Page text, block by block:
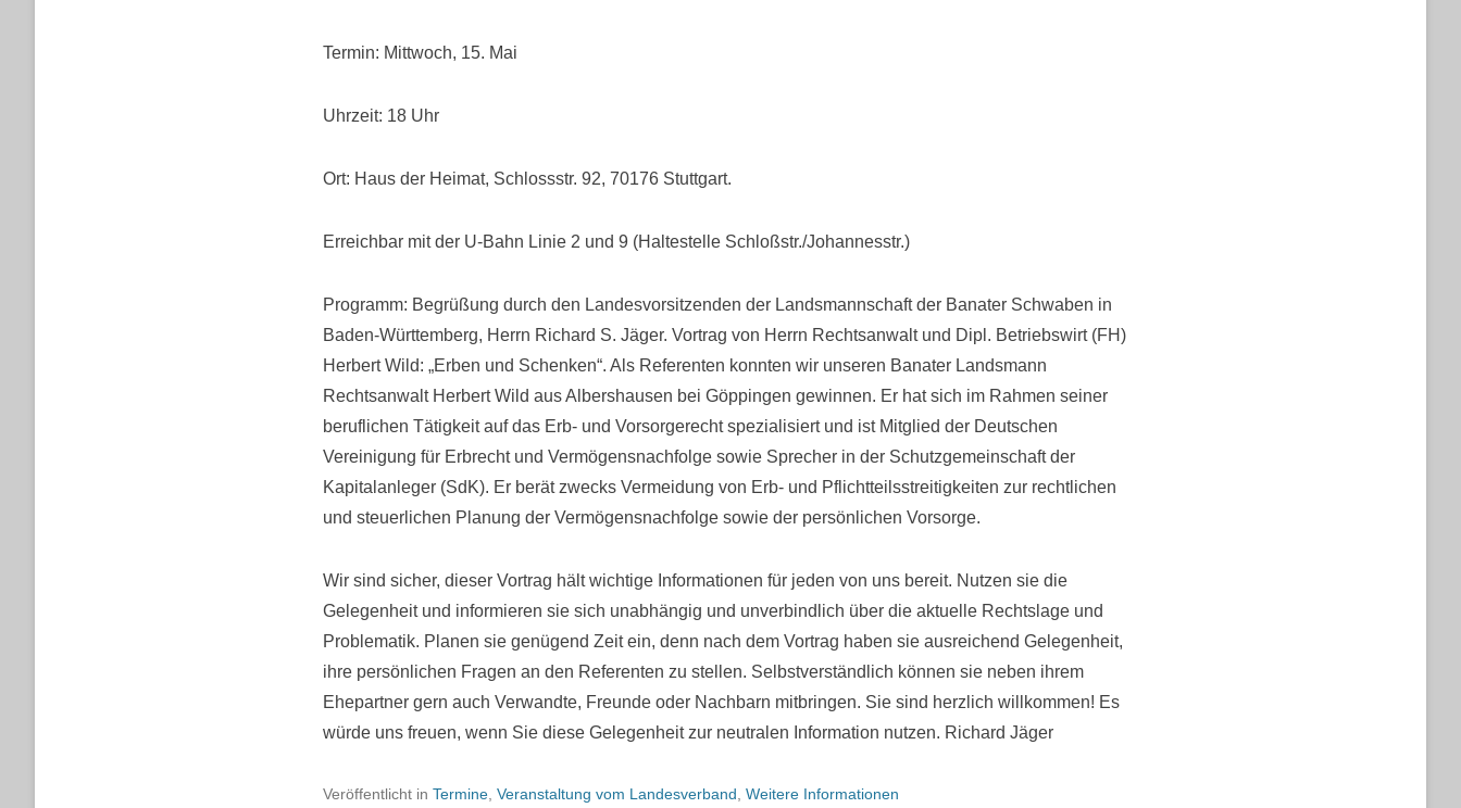
Termin: Mittwoch, 15. Mai
Uhrzeit: 18 Uhr
Ort: Haus der Heimat, Schlossstr. 92, 70176 Stuttgart.
Erreichbar mit der U-Bahn Linie 2 und 9 (Haltestelle Schloßstr./Johannesstr.)
Programm: Begrüßung durch den Landesvorsitzenden der Landsmannschaft der Banater Schwaben in
Baden-Württemberg, Herrn Richard S. Jäger. Vortrag von Herrn Rechtsanwalt und Dipl. Betriebswirt (FH)
Herbert Wild: „Erben und Schenken“. Als Referenten konnten wir unseren Banater Landsmann
Rechtsanwalt Herbert Wild aus Albershausen bei Göppingen gewinnen. Er hat sich im Rahmen seiner
beruflichen Tätigkeit auf das Erb- und Vorsorgerecht spezialisiert und ist Mitglied der Deutschen
Vereinigung für Erbrecht und Vermögensnachfolge sowie Sprecher in der Schutzgemeinschaft der
Kapitalanleger (SdK). Er berät zwecks Vermeidung von Erb- und Pflichtteilsstreitigkeiten zur rechtlichen
und steuerlichen Planung der Vermögensnachfolge sowie der persönlichen Vorsorge.
Wir sind sicher, dieser Vortrag hält wichtige Informationen für jeden von uns bereit. Nutzen sie die
Gelegenheit und informieren sie sich unabhängig und unverbindlich über die aktuelle Rechtslage und
Problematik. Planen sie genügend Zeit ein, denn nach dem Vortrag haben sie ausreichend Gelegenheit,
ihre persönlichen Fragen an den Referenten zu stellen. Selbstverständlich können sie neben ihrem
Ehepartner gern auch Verwandte, Freunde oder Nachbarn mitbringen. Sie sind herzlich willkommen! Es
würde uns freuen, wenn Sie diese Gelegenheit zur neutralen Information nutzen. Richard Jäger
Veröffentlicht in Termine Veranstaltung vom Landesverband Weitere Informationen